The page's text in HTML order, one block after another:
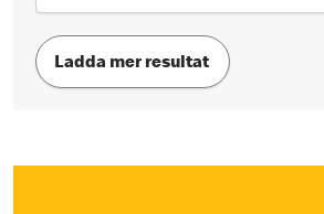
Ladda mer resultat